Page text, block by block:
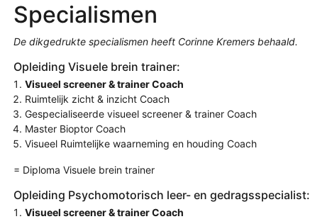
Specialismen
De dikgedrukte specialismen heeft Corinne Kremers behaald.
Opleiding Visuele brein trainer:
Visueel screener & trainer Coach
Ruimtelijk zicht & inzicht Coach
Gespecialiseerde visueel screener & trainer Coach
Master Bioptor Coach
Visueel Ruimtelijke waarneming en houding Coach
= Diploma Visuele brein trainer
Opleiding Psychomotorisch leer- en gedragsspecialist:
Visueel screener & trainer Coach